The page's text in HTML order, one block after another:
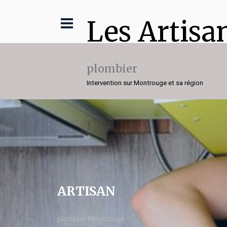
Les
plombier
Intervention sur Montrouge et sa région
ARTISAN
plombier Montrouge